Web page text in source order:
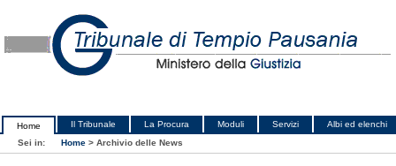
Home Il Tribunale La Procura Moduli Servizi
Albi ed elenchi
Sei in:
Home > Archivio delle News